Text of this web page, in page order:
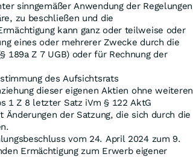
sinngemäßer Anwendung der Regelungen
zu beschließen und die
kann ganz oder teilweise oder
eines oder mehrerer Zwecke durch die
189a Z 7 UGB) oder für Rechnung der
des Aufsichtsrats
dieser eigenen Aktien ohne weiteren
1 Z 8 letzter Satz iVm § 122 AktG
der Satzung, die sich durch die
vom 24. April 2024 zum 9.
Ermächtigung zum Erwerb eigener